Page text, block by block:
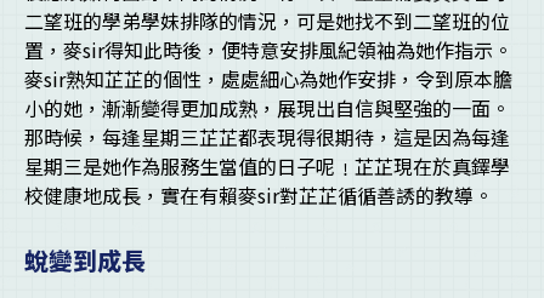
二望班的學弟學妹排隊的情況，可是她找不到二望班的位
置，麥sir得知此時後，便特意安排風紀領袖為她作指示。
麥sir熟知芷芷的個性，處處細心為她作安排，令到原本膽
小的她，漸漸變得更加成熟，展現出自信與堅強的一面。
那時候，每逢星期三芷芷都表現得很期待，這是因為每逢
星期三是她作為服務生當值的日子呢﹗芷芷現在於真鐸學
校健康地成長，實在有賴麥sir對芷芷循循善誘的教導。
蛻變到成長